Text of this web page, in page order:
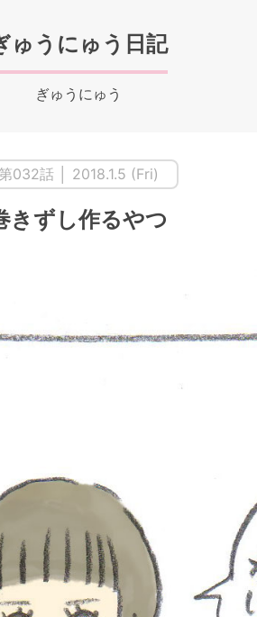
ゅうにゅう日記
ぎゅうにゅう
第032話 │ 2018.1.5 (Fri)
きずし作るやつ